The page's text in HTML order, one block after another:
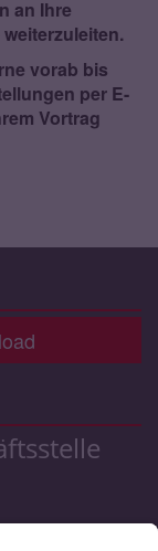
an Ihre
vorab bis
per E-
Vortrag